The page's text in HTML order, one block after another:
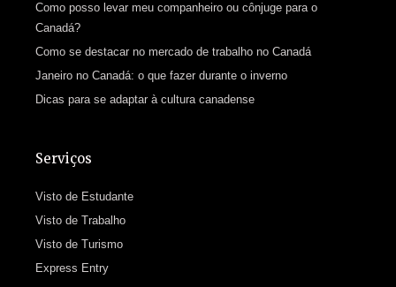
Como posso levar meu companheiro ou cônjuge para o
Canadá?
Como se destacar no mercado de trabalho no Canadá
Janeiro no Canadá: o que fazer durante o inverno
Dicas para se adaptar à cultura canadense
Serviços
Visto de Estudante
Visto de Trabalho
Visto de Turismo
Express Entry